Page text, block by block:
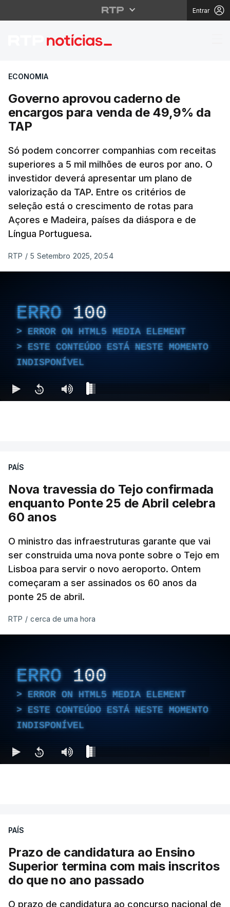
Entrar
Governo aprovou
ECONOMIA
Governo aprovou caderno de
encargos para venda de 49,9% da
TAP
Só podem concorrer companhias com receitas
superiores a 5 mil milhões de euros por ano. O
investidor deverá apresentar um plano de
valorização da TAP. Entre os critérios de
seleção está o crescimento de rotas para
Açores e Madeira, países da diáspora e de
Língua Portuguesa.
RTP / 5 Setembro 2025, 20:54
ERRO 100
ERROR ON HTML5 MEDIA ELEMENT
ESTE CONTEÚDO ESTÁ NESTE MOMENTO
INDISPONÍVEL
PAÍS
Nova travessia do Tejo confirmada
enquanto Ponte 25 de Abril celebra
60 anos
O ministro das infraestruturas garante que vai
ser construida uma nova ponte sobre o Tejo em
Lisboa para servir o novo aeroporto. Ontem
começaram a ser assinados os 60 anos da
ponte 25 de abril.
RTP / cerca de uma hora
ERRO 100
ERROR ON HTML5 MEDIA ELEMENT
ESTE CONTEÚDO ESTÁ NESTE MOMENTO
INDISPONÍVEL
PAÍS
Prazo de candidatura ao Ensino
Superior termina com mais inscritos
do que no ano passado
O prazo de candidatura ao concurso nacional de